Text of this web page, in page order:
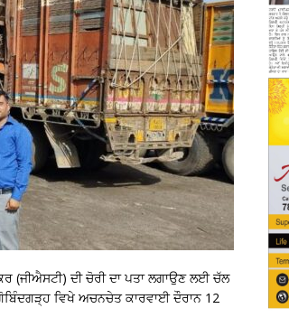
ਦੀ ਚੋਰੀ ਦਾ ਪਤਾ ਲਗਾਉਣ ਲਈ ਚੱਲ
ਵਿਖੇ ਅਚਨਚੇਤ ਕਾਰਵਾਈ ਦੌਰਾਨ 12